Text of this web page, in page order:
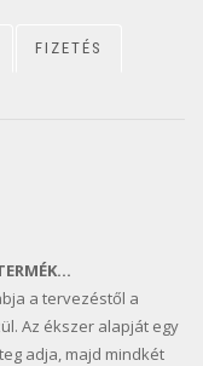
FIZETÉS
a tervezéstől a
Az ékszer alapját egy
adja, majd mindkét